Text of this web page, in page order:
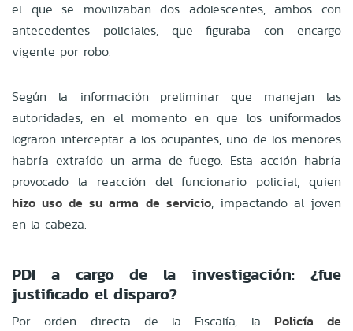
el que se movilizaban dos adolescentes, ambos con
antecedentes policiales, que figuraba con encargo
vigente por robo.
Según la información preliminar que manejan las
autoridades, en el momento en que los uniformados
lograron interceptar a los ocupantes, uno de los menores
habría extraído un arma de fuego. Esta acción habría
provocado la reacción del funcionario policial, quien
hizo uso de su arma de servicio, impactando al joven
en la cabeza.
PDI a cargo de la investigación: ¿fue
justificado el disparo?
Por orden directa de la Fiscalía, la Policía de